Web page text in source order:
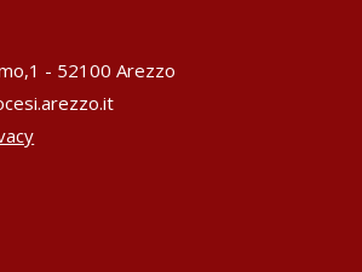
- 52100 Arezzo